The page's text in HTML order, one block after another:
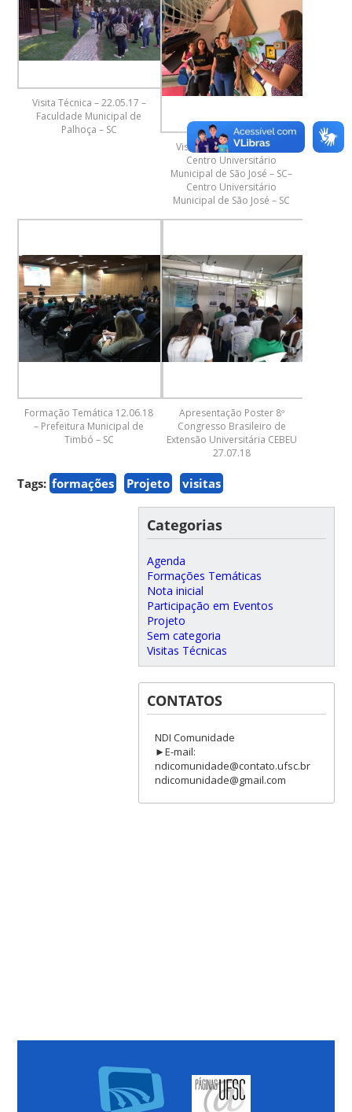
Visita Técnica – 22.05.17 –
Faculdade Municipal de
Palhoça – SC
Vista Técnica – 10.04.18 –
Centro Universitário
Municipal de São José – SC–
Centro Universitário
Municipal de São José – SC
Formação Temática 12.06.18
– Prefeitura Municipal de
Timbó – SC
Apresentação Poster 8º
Congresso Brasileiro de
Extensão Universitária CEBEU
27.07.18
Tags: formações Projeto visitas
Categorias
Agenda
Formações Temáticas
Nota inicial
Participação em Eventos
Projeto
Sem categoria
Visitas Técnicas
CONTATOS
NDI Comunidade
►E-mail:
ndicomunidade@contato.ufsc.br
ndicomunidade@gmail.com